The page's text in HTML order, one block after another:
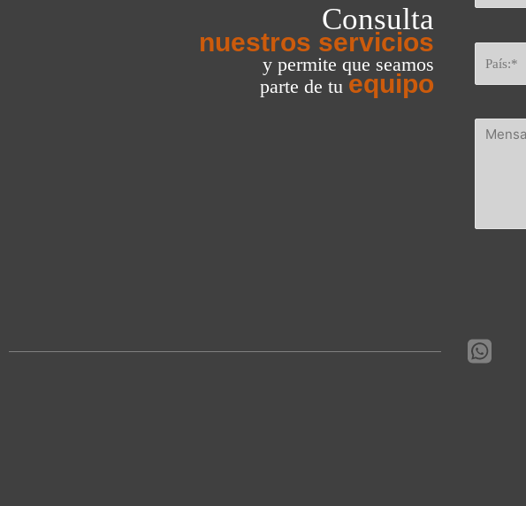
Consulta
nuestros servicios
y permite que seamos
parte de tu equipo